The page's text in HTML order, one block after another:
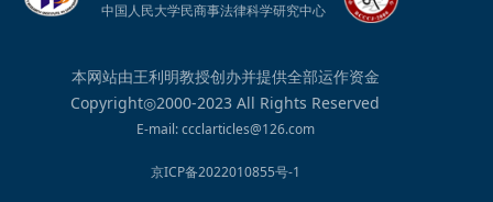
中国人民大学民商事法律科学研究中心
本网站由王利明教授创办并提供全部运作资金
Copyright◎2000-2023 All Rights Reserved
E-mail: ccclarticles@126.com
京ICP备2022010855号-1